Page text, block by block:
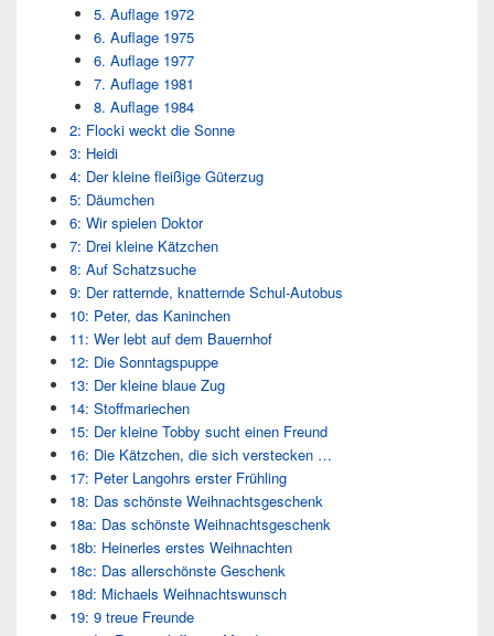
5. Auflage 1972
6. Auflage 1975
6. Auflage 1977
7. Auflage 1981
8. Auflage 1984
2: Flocki weckt die Sonne
3: Heidi
4: Der kleine fleißige Güterzug
5: Däumchen
6: Wir spielen Doktor
7: Drei kleine Kätzchen
8: Auf Schatzsuche
9: Der ratternde, knatternde Schul-Autobus
10: Peter, das Kaninchen
11: Wer lebt auf dem Bauernhof
12: Die Sonntagspuppe
13: Der kleine blaue Zug
14: Stoffmariechen
15: Der kleine Tobby sucht einen Freund
16: Die Kätzchen, die sich verstecken …
17: Peter Langohrs erster Frühling
18: Das schönste Weihnachtsgeschenk
18a: Das schönste Weihnachtsgeschenk
18b: Heinerles erstes Weihnachten
18c: Das allerschönste Geschenk
18d: Michaels Weihnachtswunsch
19: 9 treue Freunde